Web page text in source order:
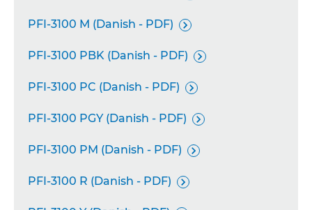
PFI-3100 M (Danish - PDF) 
PFI-3100 PBK (Danish - PDF) 
PFI-3100 PC (Danish - PDF) 
PFI-3100 PGY (Danish - PDF) 
PFI-3100 PM (Danish - PDF) 
PFI-3100 R (Danish - PDF) 